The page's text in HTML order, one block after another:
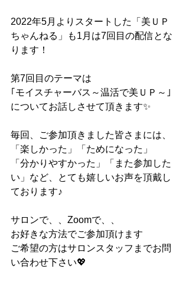
2022年5月よりスタートした「美ＵＰ
ちゃんねる」も1月は7回目の配信とな
ります！
第7回目のテーマは
｢モイスチャーバス～温活で美ＵＰ～｣
についてお話しさせて頂きます✨
毎回、ご参加頂きました皆さまには、
「楽しかった」「ためになった」
「分かりやすかった」「また参加した
い」など、とても嬉しいお声を頂戴し
ております♪
サロンで、、Zoomで、、
お好きな方法でご参加頂けます
ご希望の方はサロンスタッフまでお問
い合わせ下さい💖